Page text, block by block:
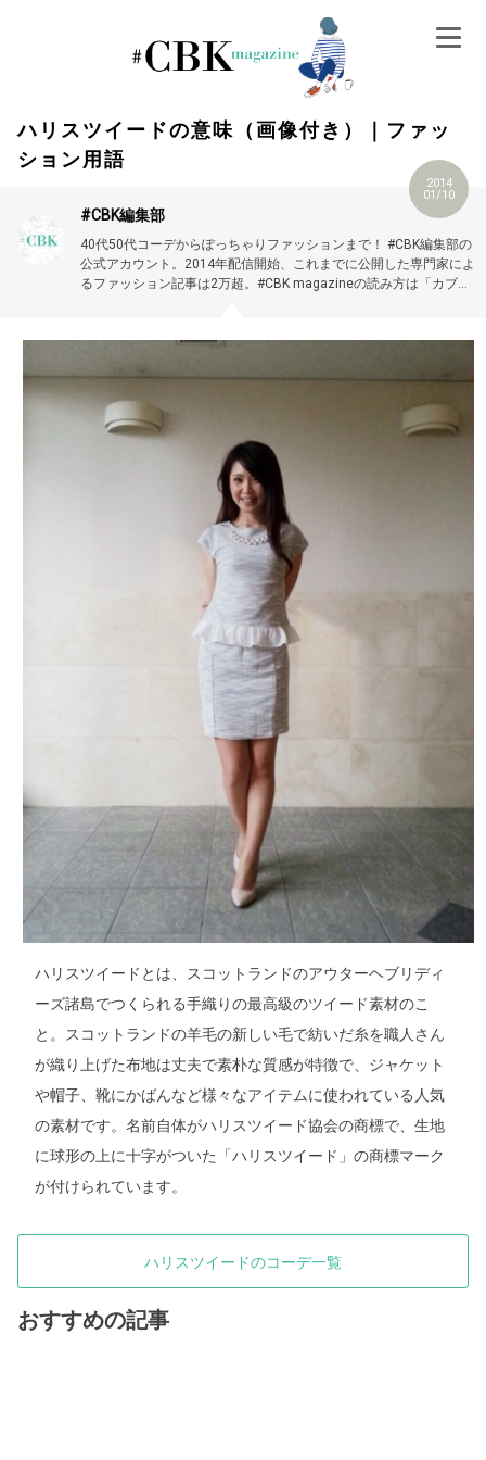
ハリスツイードの意味（画像付き）｜ファッ
ション用語
2014
01/10
#CBK編集部
40代50代コーデからぽっちゃりファッションまで！ #CBK編集部の
公式アカウント。2014年配信開始、これまでに公開した専門家によ
るファッション記事は2万超。#CBK magazineの読み方は「カブキ
ハリスツイードとは、スコットランドのアウターヘブリディ
ーズ諸島でつくられる手織りの最高級のツイード素材のこ
と。スコットランドの羊毛の新しい毛で紡いだ糸を職人さん
が織り上げた布地は丈夫で素朴な質感が特徴で、ジャケット
や帽子、靴にかばんなど様々なアイテムに使われている人気
の素材です。名前自体がハリスツイード協会の商標で、生地
に球形の上に十字がついた「ハリスツイード」の商標マーク
が付けられています。
ハリスツイードのコーデ一覧
おすすめの記事